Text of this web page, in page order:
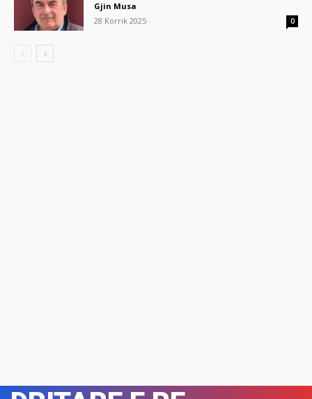
Gjin Musa
28 Korrik 2025
0